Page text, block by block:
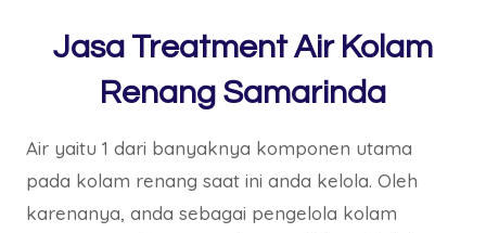
Jasa Treatment Air Kolam
Renang Samarinda
Air yaitu 1 dari banyaknya komponen utama
pada kolam renang saat ini anda kelola. Oleh
karenanya, anda sebagai pengelola kolam